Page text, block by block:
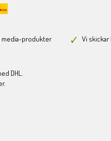
media-produkter Vi skickar
DHL.